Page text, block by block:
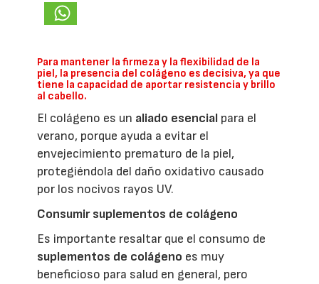
Para mantener la firmeza y la flexibilidad de la
piel, la presencia del colágeno es decisiva, ya que
tiene la capacidad de aportar resistencia y brillo
al cabello.
El colágeno es un aliado esencial para el
verano, porque ayuda a evitar el
envejecimiento prematuro de la piel,
protegiéndola del daño oxidativo causado
por los nocivos rayos UV.
Consumir suplementos de colágeno
Es importante resaltar que el consumo de
suplementos de colágeno es muy
beneficioso para salud en general, pero